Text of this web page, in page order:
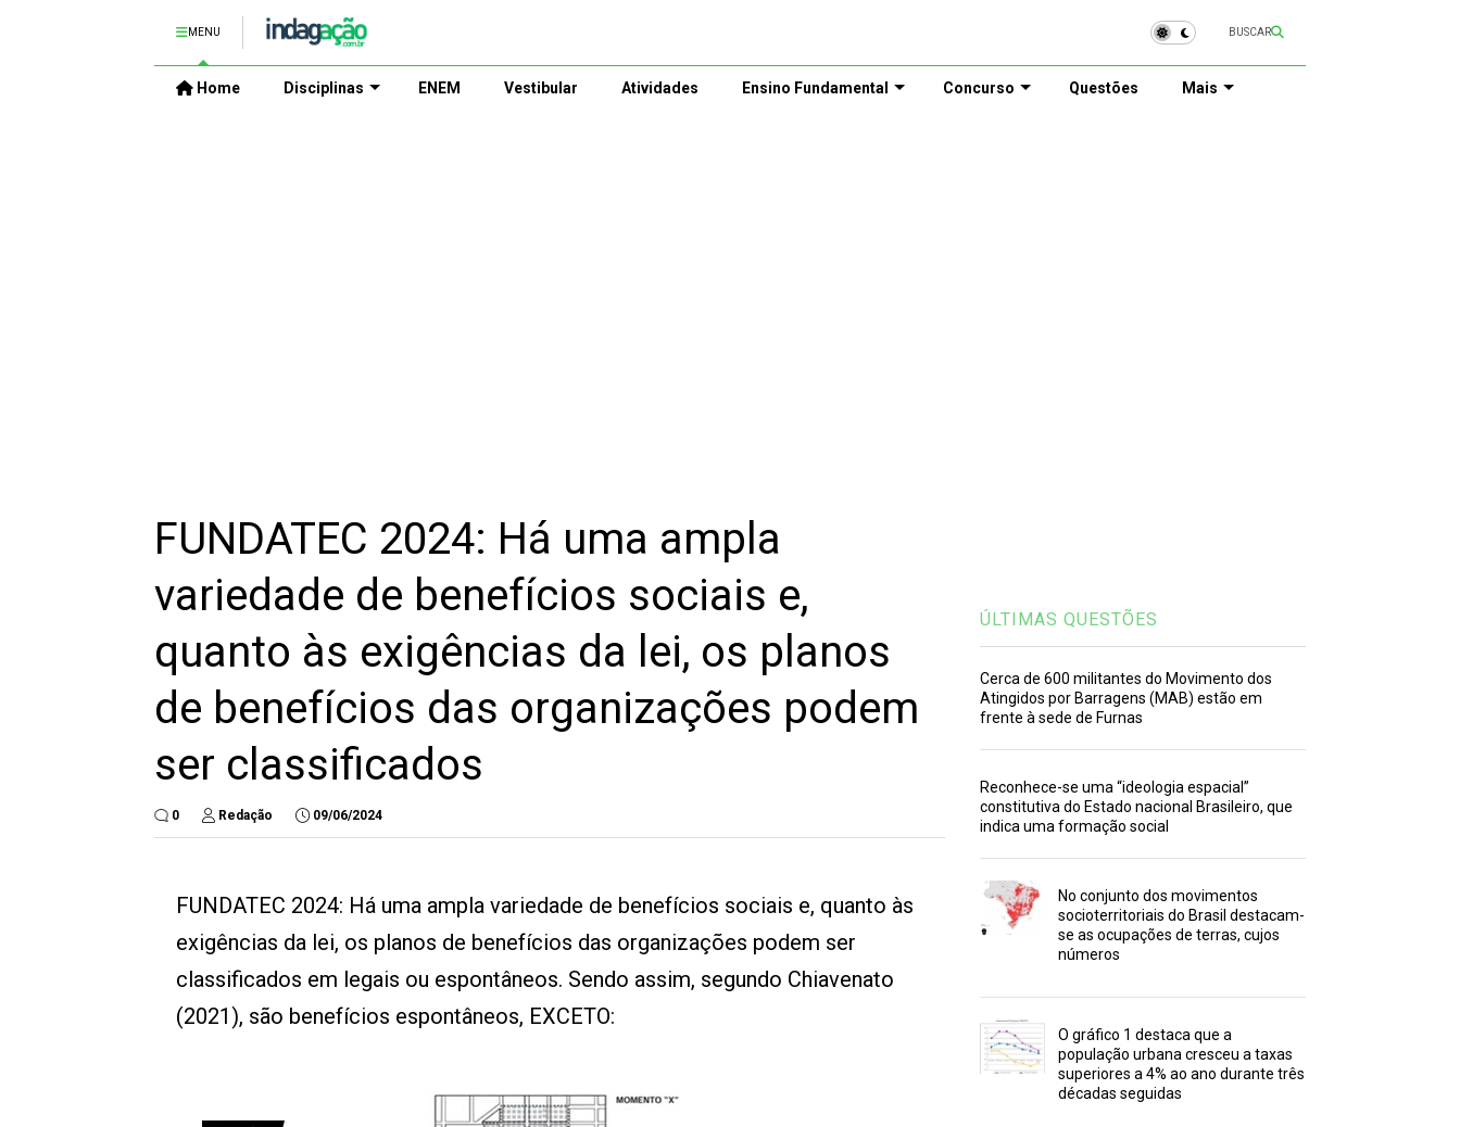
MENU BUSCAR
Home Disciplinas ENEM Vestibular Atividades Ensino Fundamental Concurso Questões Mais
FUNDATEC 2024: Há uma ampla
variedade de benefícios sociais e,
quanto às exigências da lei, os planos
de benefícios das organizações podem
ser classificados
0 Redação 09/06/2024
FUNDATEC 2024: Há uma ampla variedade de benefícios sociais e, quanto às
exigências da lei, os planos de benefícios das organizações podem ser
classificados em legais ou espontâneos. Sendo assim, segundo Chiavenato
(2021), são benefícios espontâneos, EXCETO:
ÚLTIMAS QUESTÕES
Cerca de 600 militantes do Movimento dos
Atingidos por Barragens (MAB) estão em
frente à sede de Furnas
Reconhece-se uma “ideologia espacial”
constitutiva do Estado nacional Brasileiro, que
indica uma formação social
No conjunto dos movimentos
socioterritoriais do Brasil destacam-
se as ocupações de terras, cujos
números
O gráfico 1 destaca que a
população urbana cresceu a taxas
superiores a 4% ao ano durante três
décadas seguidas